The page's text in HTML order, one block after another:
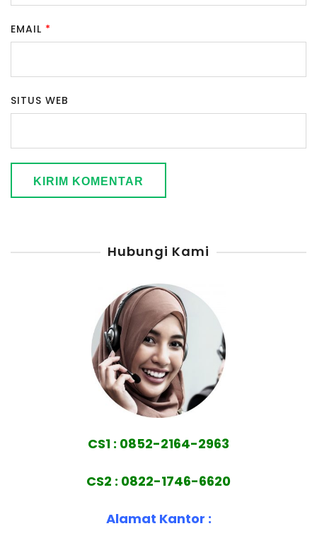
EMAIL *
SITUS WEB
Hubungi Kami
CS1 : 0852-2164-2963
CS2 : 0822-1746-6620
Alamat Kantor :